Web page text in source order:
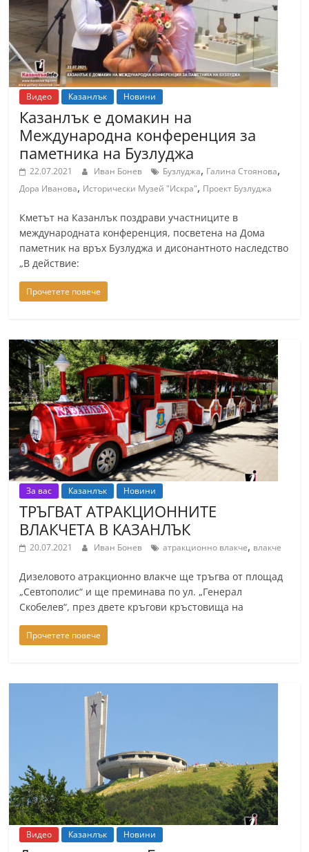
Видео Казанлък Новини
Казанлък е домакин на
Международна конференция за
паметника на Бузлуджа
22.07.2021 Иван Бонев Бузлуджа, Галина Стоянова,
Дора Иванова, Исторически Музей "Искра", Проект Бузлуджа
Кметът на Казанлък поздрави участниците в
международната конференция, посветена на Дома
паметник на връх Бузлуджа и дисонантното наследство
„В действие:
Прочетете повече
За вас Казанлък Новини
ТРЪГВАТ АТРАКЦИОННИТЕ
ВЛАКЧЕТА В КАЗАНЛЪК
20.07.2021 Иван Бонев атракционно влакче, влакче
Дизеловото атракционно влакче ще тръгва от площад
„Севтополис“ и ще преминава по ул. „Генерал
Скобелев“, през двете кръгови кръстовища на
Прочетете повече
Видео Казанлък Новини